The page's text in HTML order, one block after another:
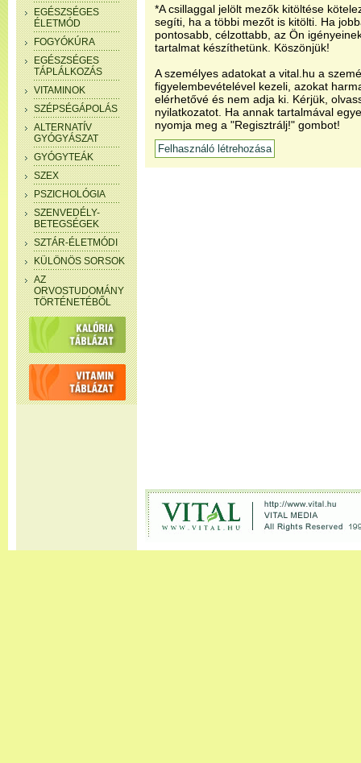
EGÉSZSÉGES
ÉLETMÓD
FOGYÓKÚRA
EGÉSZSÉGES
TÁPLÁLKOZÁS
VITAMINOK
SZÉPSÉGÁPOLÁS
ALTERNATÍV
GYÓGYÁSZAT
GYÓGYTEÁK
SZEX
PSZICHOLÓGIA
SZENVEDÉLY-
BETEGSÉGEK
SZTÁR-ÉLETMÓDI
KÜLÖNÖS SORSOK
AZ
ORVOSTUDOMÁNY
TÖRTÉNETÉBŐL
*A csillaggal jelölt mezők kitöltése
segíti, ha a többi mezőt is kitölti. Ha
pontosabb, célzottabb, az Ön
tartalmat készíthetünk. Köszönjük!
A személyes adatokat a vital.hu a
figyelembevételével kezeli, azokat
elérhetővé és nem adja ki. Kérjük,
nyilatkozatot. Ha annak tartalmával
nyomja meg a "Regisztrálj!" gombot!